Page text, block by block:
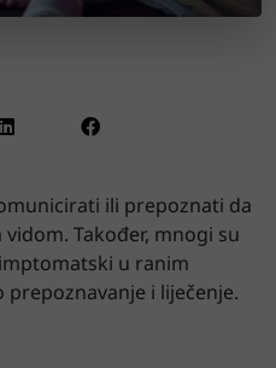
ili prepoznati da
Također, mnogi su
u ranim
i liječenje.